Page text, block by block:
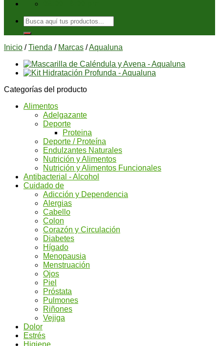
Buscar
por:
Inicio / Tienda / Marcas /Aqualuna
Categorías del producto
Alimentos
Adelgazante
Deporte
Proteina
Deporte / Proteína
Endulzantes Naturales
Nutrición y Alimentos
Nutrición y Alimentos Funcionales
Antibacterial - Alcohol
Cuidado de
Adicción y Dependencia
Alergias
Cabello
Colon
Corazón y Circulación
Diabetes
Hígado
Menopausia
Menstruación
Ojos
Piel
Próstata
Pulmones
Riñones
Vejiga
Dolor
Estrés
Higiene